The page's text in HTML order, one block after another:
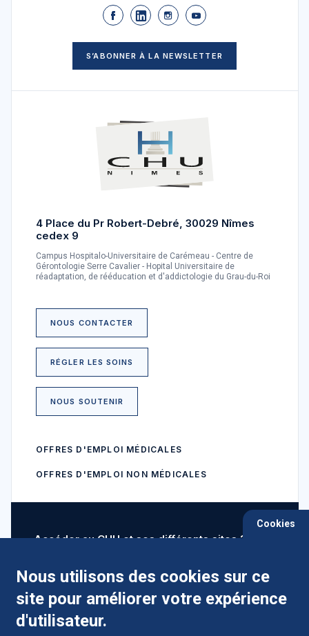
S’ABONNER À LA NEWSLETTER
4 Place du Pr Robert-Debré, 30029 Nîmes
cedex 9
Campus Hospitalo-Universitaire de Carémeau - Centre de
Gérontologie Serre Cavalier - Hopital Universitaire de
réadaptation, de rééducation et d'addictologie du Grau-du-Roi
NOUS CONTACTER
RÉGLER LES SOINS
NOUS SOUTENIR
OFFRES D'EMPLOI MÉDICALES
OFFRES D'EMPLOI NON MÉDICALES
Accéder au CHU et ses différents sites ?
Comment préparer mon hospitalisation ?
Cookies
Nous utilisons des cookies sur ce
site pour améliorer votre expérience
d'utilisateur.